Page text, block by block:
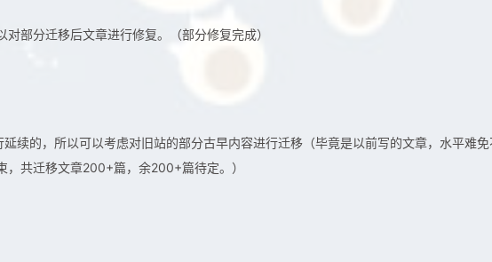
部分迁移后文章进行修复。（部分修复完成）
续的，所以可以考虑对旧站的部分古早内容进行迁移（毕竟是以前写的文章，水平难免
，共迁移文章200+篇，余200+篇待定。）